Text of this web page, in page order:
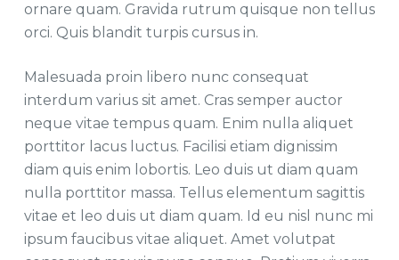
ornare quam. Gravida rutrum quisque non tellus
orci. Quis blandit turpis cursus in.
Malesuada proin libero nunc consequat
interdum varius sit amet. Cras semper auctor
neque vitae tempus quam. Enim nulla aliquet
porttitor lacus luctus. Facilisi etiam dignissim
diam quis enim lobortis. Leo duis ut diam quam
nulla porttitor massa. Tellus elementum sagittis
vitae et leo duis ut diam quam. Id eu nisl nunc mi
ipsum faucibus vitae aliquet. Amet volutpat